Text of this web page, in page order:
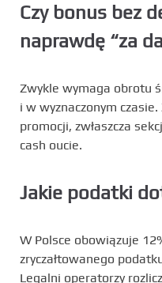
Czy bonus bez
naprawdę “za
Zwykle wymaga obrotu
i w wyznaczonym
promocji, zwłaszcza
cash oucie.
Jakie podatki
W Polsce obowiązuje
zryczałtowanego
Legalni operatorzy